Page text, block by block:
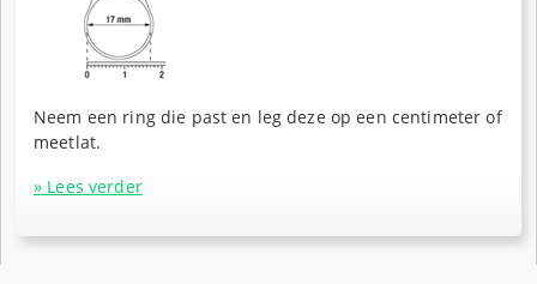
Neem een ring die past en leg deze op een centimeter of
meetlat.
» Lees verder